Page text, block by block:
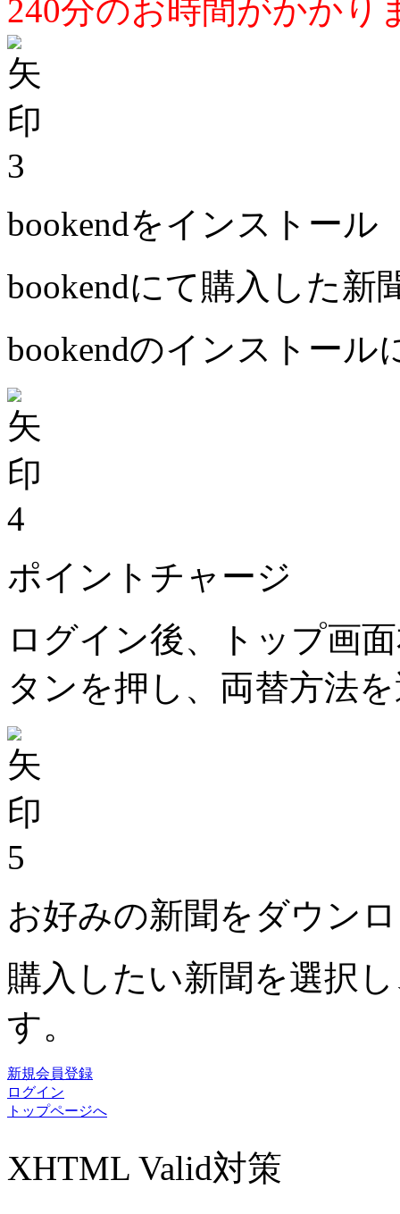
240分のお時間がかかり
3
bookendをインストール
bookendにて購入した新
bookendのインストール
4
ポイントチャージ
ログイン後、トップ画
タンを押し、両替方法
5
お好みの新聞をダウン
購入したい新聞を選択
す。
新規会員登録
ログイン
トップページへ
XHTML Valid対策